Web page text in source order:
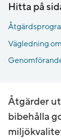
Hitta på
Vägledning
Åtgärder
bibehålla